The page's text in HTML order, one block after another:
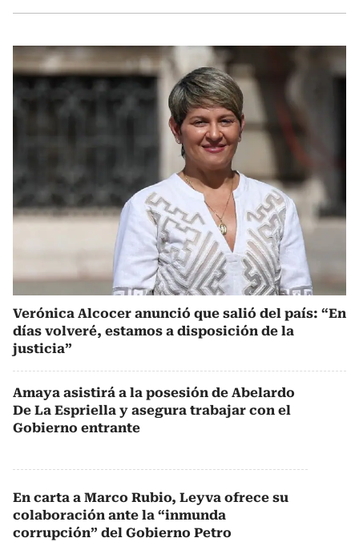
Verónica Alcocer anunció que salió del país: “En
días volveré, estamos a disposición de la
justicia”
Amaya asistirá a la posesión de Abelardo
De La Espriella y asegura trabajar con el
Gobierno entrante
En carta a Marco Rubio, Leyva ofrece su
colaboración ante la “inmunda
corrupción” del Gobierno Petro